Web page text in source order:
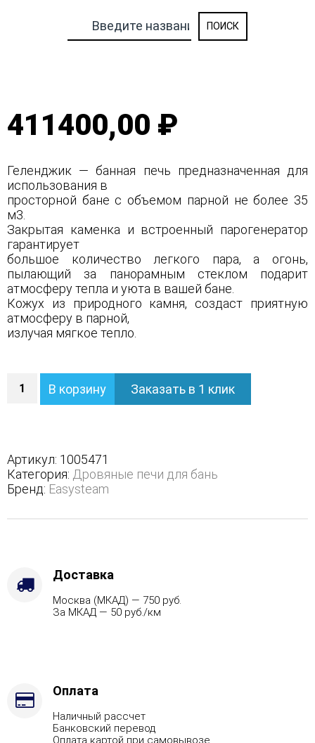
411400,00 ₽
Геленджик — банная печь предназначенная для
использования в
просторной бане с объемом парной не более 35
м3.
Закрытая каменка и встроенный парогенератор
гарантирует
большое количество легкого пара, а огонь,
пылающий за панорамным стеклом подарит
атмосферу тепла и уюта в вашей бане.
Кожух из природного камня, создаст приятную
атмосферу в парной,
излучая мягкое тепло.
Печь
Геленджик
кожухе
с
открытым
верхом
топки
Футеровка,
430,
Варианты
В корзину Заказать в 1 клик
Артикул: 1005471
Категория: Дровяные печи для бань
Бренд: Easysteam
Доставка
Москва (МКАД) — 750 руб.
За МКАД — 50 руб./км
Оплата
Наличный рассчет
Банковский перевод
Оплата картой при самовывозе